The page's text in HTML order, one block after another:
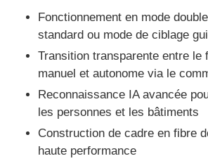
À la maison
Produits
Fonctionnement en mode
standard ou mode de ciblage
Transition transparente entre le
manuel et autonome via le
Reconnaissance IA avancée
les personnes et les bâtiments
Construction de cadre en fibre
haute performance